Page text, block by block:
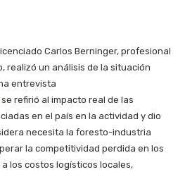
Carlos Berninger, profesional
realizó un análisis de la situación
entrevista
se refirió al impacto real de las
en el país en la actividad y dio
necesita la foresto-industria
la competitividad perdida en los
los costos logísticos locales,